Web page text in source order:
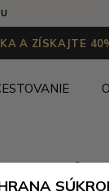
A ZÍSKAJTE